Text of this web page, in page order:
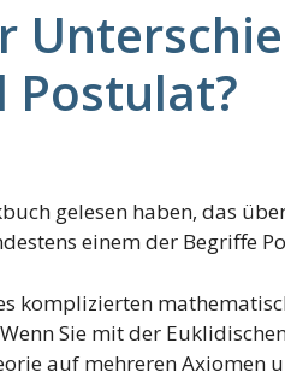
Postulat?
gelesen haben, das
einem der Begriffe
komplizierten
Sie mit der
auf mehreren Axiomen